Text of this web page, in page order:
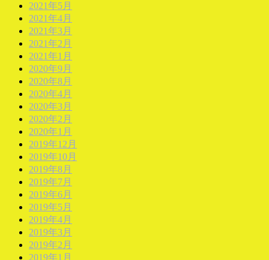
2021年5月
2021年4月
2021年3月
2021年2月
2021年1月
2020年9月
2020年8月
2020年4月
2020年3月
2020年2月
2020年1月
2019年12月
2019年10月
2019年8月
2019年7月
2019年6月
2019年5月
2019年4月
2019年3月
2019年2月
2019年1月